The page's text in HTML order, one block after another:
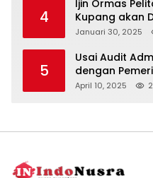
4
Ijin Ormas
Kupang akan
Januari 30, 2025
5
Usai Audit
dengan
April 10, 2025